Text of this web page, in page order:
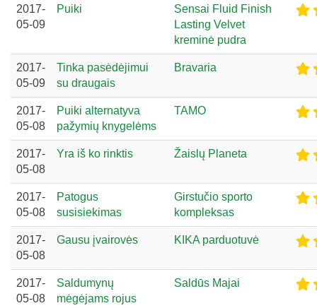
2017-
05-09
Puiki
Sensai Fluid Finish
Lasting Velvet
kreminė pudra
2017-
05-09
Tinka pasėdėjimui
su draugais
Bravaria
2017-
05-08
Puiki alternatyva
pažymių knygelėms
TAMO
2017-
05-08
Yra iš ko rinktis Žaislų Planeta
2017-
05-08
Patogus
susisiekimas
Girstučio sporto
kompleksas
2017-
05-08
Gausu įvairovės KIKA parduotuvė
2017-
05-08
Saldumynų
mėgėjams rojus
Saldūs Majai